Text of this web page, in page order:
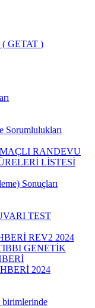
( GETAT )
Sorumlulukları
RANDEVU
LİSTESİ
Sonuçları
TEST
REV2 2024
GENETİK
2024
birimlerinde